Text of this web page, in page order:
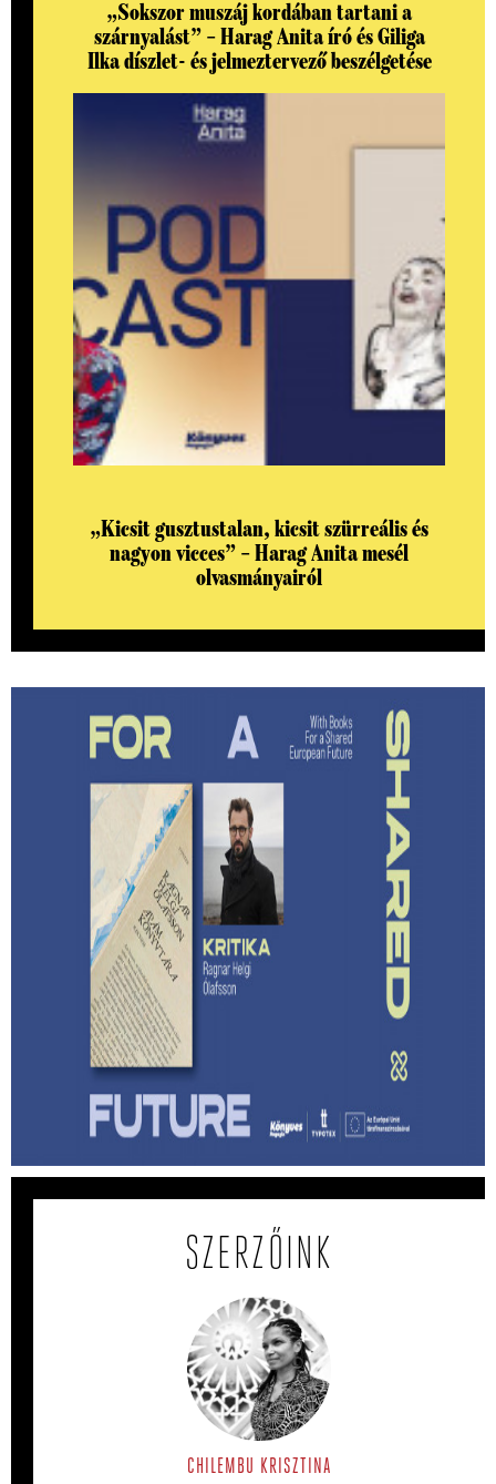
„Sokszor muszáj kordában tartani a
szárnyalást” – Harag Anita író és Giliga
Ilka díszlet- és jelmeztervező beszélgetése
„Kicsit gusztustalan, kicsit szürreális és
nagyon vicces” – Harag Anita mesél
olvasmányairól
Lehet-e izgalmas egy
hagyatékfelszámolás? – Ragnar Helgi
Ólafsson: Apám könyvtára
Megmenthető-e a feledéstől mindaz, ami számunkra
értékes akkor, ha írunk róla?
SZERZŐINK
CHILEMBU KRISZTINA